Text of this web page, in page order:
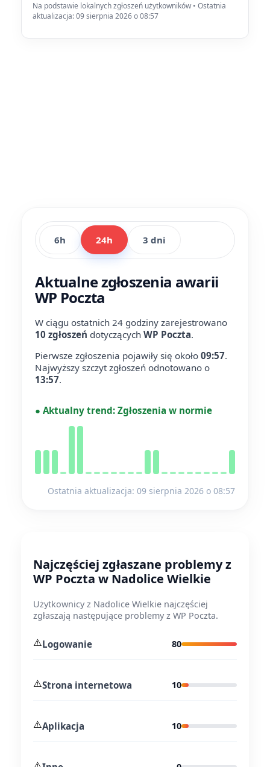
Na podstawie lokalnych zgłoszeń użytkowników • Ostatnia
aktualizacja: 09 sierpnia 2026 o 08:57
6h 24h 3 dni
Aktualne zgłoszenia awarii
WP Poczta
W ciągu ostatnich 24 godziny zarejestrowano
10 zgłoszeń dotyczących WP Poczta.
Pierwsze zgłoszenia pojawiły się około 09:57.
Najwyższy szczyt zgłoszeń odnotowano o
13:57.
● Aktualny trend: Zgłoszenia w normie
Ostatnia aktualizacja: 09 sierpnia 2026 o 08:57
Najczęściej zgłaszane problemy z
WP Poczta w Nadolice Wielkie
Użytkownicy z Nadolice Wielkie najczęściej
zgłaszają następujące problemy z WP Poczta.
⚠️Logowanie 80
⚠️Strona internetowa 10
⚠️Aplikacja 10